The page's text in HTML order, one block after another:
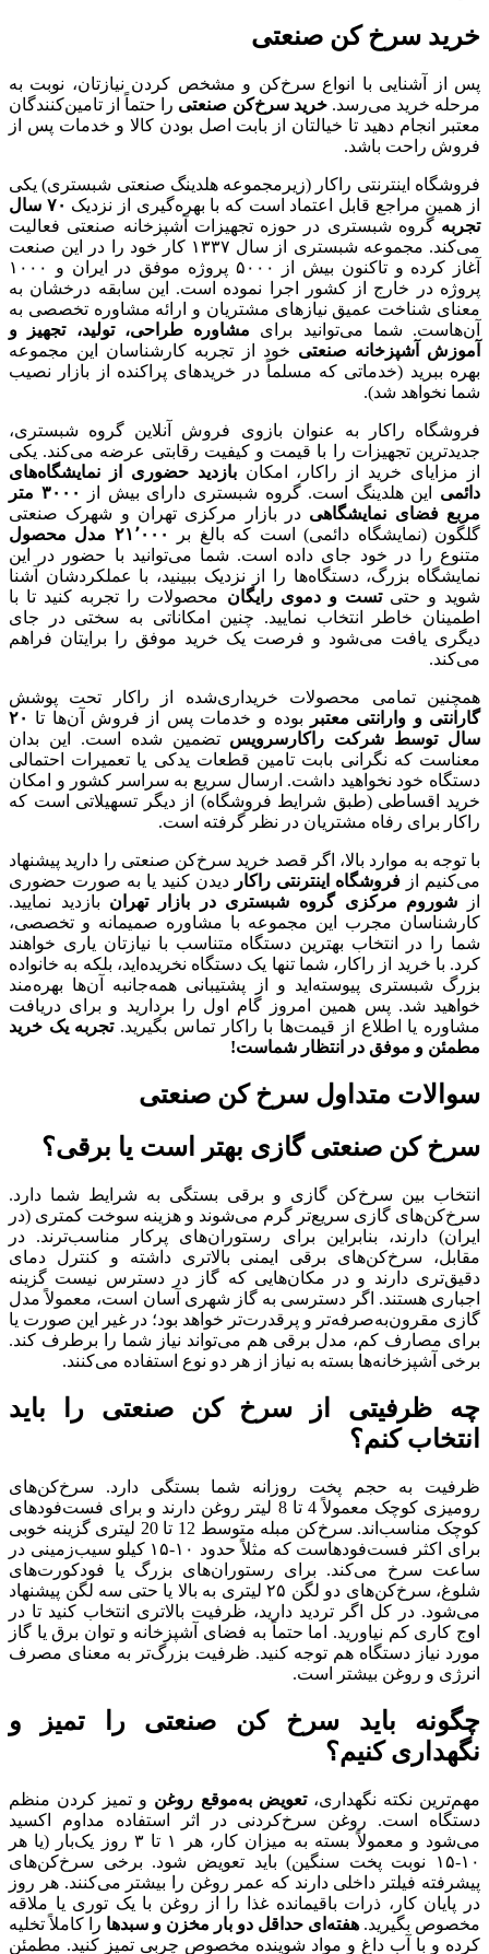
خرید سرخ کن صنعتی
پس از آشنایی با انواع سرخ‌کن و مشخص کردن نیازتان، نوبت به
مرحله خرید می‌رسد.خرید سرخ‌کن صنعتی را حتماً از تامین‌کنندگان
معتبر انجام دهید تا خیالتان از بابت اصل بودن کالا و خدمات پس از
فروش راحت باشد.
فروشگاه اینترنتی راکار (زیرمجموعه هلدینگ صنعتی شبستری) یکی
از همین مراجع قابل اعتماد است که با بهره‌گیری از نزدیک ۷۰ سال
تجربه گروه شبستری در حوزه تجهیزات آشپزخانه صنعتی فعالیت
می‌کند. مجموعه شبستری از سال ۱۳۳۷ کار خود را در این صنعت
آغاز کرده و تاکنون بیش از ۵۰۰۰ پروژه موفق در ایران و ۱۰۰۰
پروژه در خارج از کشور اجرا نموده است. این سابقه درخشان به
معنای شناخت عمیق نیازهای مشتریان و ارائه مشاوره تخصصی به
آن‌هاست. شما می‌توانید برای مشاوره طراحی، تولید، تجهیز و
آموزش آشپزخانه صنعتی خود از تجربه کارشناسان این مجموعه
بهره ببرید (خدماتی که مسلماً در خریدهای پراکنده از بازار نصیب
شما نخواهد شد).
فروشگاه راکار به عنوان بازوی فروش آنلاین گروه شبستری،
جدیدترین تجهیزات را با قیمت و کیفیت رقابتی عرضه می‌کند. یکی
از مزایای خرید از راکار، امکانبازدید حضوری از نمایشگاه‌های
دائمی این هلدینگ است. گروه شبستری دارای بیش از ۳۰۰۰ متر
مربع فضای نمایشگاهی در بازار مرکزی تهران و شهرک صنعتی
گلگون (نمایشگاه دائمی) است که بالغ بر
۲۱٬۰۰۰
مدل محصول
متنوع را در خود جای داده است. شما می‌توانید با حضور در این
نمایشگاه بزرگ، دستگاه‌ها را از نزدیک ببینید، با عملکردشان آشنا
شوید و حتیتست و دموی رایگان محصولات را تجربه کنید تا با
اطمینان خاطر انتخاب نمایید. چنین امکاناتی به سختی در جای
دیگری یافت می‌شود و فرصت یک خرید موفق را برایتان فراهم
می‌کند.
همچنین تمامی محصولات خریداری‌شده از راکار تحت پوشش
گارانتی و وارانتی معتبر
بوده و خدمات پس از فروش آن‌ها تا ۲۰
سال توسط شرکت راکار‌سرویس تضمین شده است. این بدان
معناست که نگرانی بابت تامین قطعات یدکی یا تعمیرات احتمالی
دستگاه خود نخواهید داشت. ارسال سریع به سراسر کشور و امکان
خرید اقساطی (طبق شرایط فروشگاه) از دیگر تسهیلاتی است که
راکار برای رفاه مشتریان در نظر گرفته است.
با توجه به موارد بالا، اگر قصد خرید سرخ‌کن صنعتی را دارید پیشنهاد
می‌کنیم از فروشگاه اینترنتی راکار دیدن کنید یا به صورت حضوری
از شوروم مرکزی گروه شبستری در بازار تهران بازدید نمایید.
کارشناسان مجرب این مجموعه با مشاوره صمیمانه و تخصصی،
شما را در انتخاب بهترین دستگاه متناسب با نیازتان یاری خواهند
کرد. با خرید از راکار، شما تنها یک دستگاه نخریده‌اید، بلکه به خانواده
بزرگ شبستری پیوسته‌اید و از پشتیبانی همه‌جانبه آن‌ها بهره‌مند
خواهید شد. پس همین امروز گام اول را بردارید و برای دریافت
مشاوره یا اطلاع از قیمت‌ها با راکار تماس بگیرید.تجربه یک خرید
مطمئن و موفق در انتظار شماست!
سوالات متداول سرخ کن صنعتی
سرخ کن صنعتی گازی بهتر است یا برقی؟
انتخاب بین سرخ‌کن گازی و برقی بستگی به شرایط شما دارد.
سرخ‌کن‌های گازی سریع‌تر گرم می‌شوند و هزینه سوخت کمتری (در
ایران) دارند، بنابراین برای رستوران‌های پرکار مناسب‌ترند. در
مقابل، سرخ‌کن‌های برقی ایمنی بالاتری داشته و کنترل دمای
دقیق‌تری دارند و در مکان‌هایی که گاز در دسترس نیست گزینه
اجباری هستند. اگر دسترسی به گاز شهری آسان است، معمولاً مدل
گازی مقرون‌به‌صرفه‌تر و پرقدرت‌تر خواهد بود؛ در غیر این صورت یا
برای مصارف کم، مدل برقی هم می‌تواند نیاز شما را برطرف کند.
برخی آشپزخانه‌ها بسته به نیاز از هر دو نوع استفاده می‌کنند.
چه ظرفیتی از سرخ کن صنعتی را باید
انتخاب کنم؟
ظرفیت به حجم پخت روزانه شما بستگی دارد. سرخ‌کن‌های
رومیزی کوچک معمولاً 4 تا 8 لیتر روغن دارند و برای فست‌فودهای
کوچک مناسب‌اند. سرخ‌کن مبله متوسط 12 تا 20 لیتری گزینه خوبی
برای اکثر فست‌فودهاست که مثلاً حدود ۱۰-۱۵ کیلو سیب‌زمینی در
ساعت سرخ می‌کند. برای رستوران‌های بزرگ یا فودکورت‌های
شلوغ، سرخ‌کن‌های دو لگن ۲۵ لیتری به بالا یا حتی سه لگن پیشنهاد
می‌شود. در کل اگر تردید دارید، ظرفیت بالاتری انتخاب کنید تا در
اوج کاری کم نیاورید. اما حتماً به فضای آشپزخانه و توان برق یا گاز
مورد نیاز دستگاه هم توجه کنید. ظرفیت بزرگ‌تر به معنای مصرف
انرژی و روغن بیشتر است.
چگونه باید سرخ کن صنعتی را تمیز و
نگهداری کنیم؟
مهم‌ترین نکته نگهداری،تعویض به‌موقع روغن و تمیز کردن منظم
دستگاه است. روغن سرخ‌کردنی در اثر استفاده مداوم اکسید
می‌شود و معمولاً بسته به میزان کار، هر ۱ تا ۳ روز یک‌بار (یا هر
۱۰-۱۵ نوبت پخت سنگین) باید تعویض شود. برخی سرخ‌کن‌های
پیشرفته فیلتر داخلی دارند که عمر روغن را بیشتر می‌کنند. هر روز
در پایان کار، ذرات باقیمانده غذا را از روغن با یک توری یا ملاقه
مخصوص بگیرید. هفته‌ای حداقل دو بار مخزن و سبدها را کاملاً تخلیه
کرده و با آب داغ و مواد شوینده مخصوص چربی تمیز کنید. مطمئن